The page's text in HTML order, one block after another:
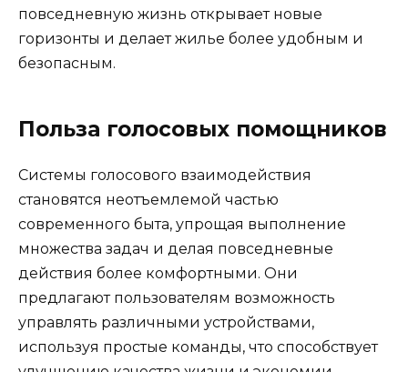
повседневную жизнь открывает новые
горизонты и делает жилье более удобным и
безопасным.
Польза голосовых помощников
Системы голосового взаимодействия
становятся неотъемлемой частью
современного быта, упрощая выполнение
множества задач и делая повседневные
действия более комфортными. Они
предлагают пользователям возможность
управлять различными устройствами,
используя простые команды, что способствует